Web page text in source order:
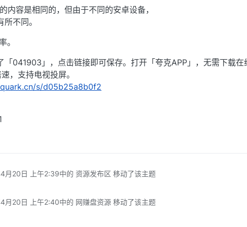
内容是相同的，但由于不同的安卓设备，
不同。
。
「041903」，点击链接即可保存。打开「夸克APP」，无需下载在
，支持电视投屏。
s/d05b25a8b0f2
月20日 上午2:39中的 资源发布区 移动了该主题
月20日 上午2:40中的 网赚盘资源 移动了该主题